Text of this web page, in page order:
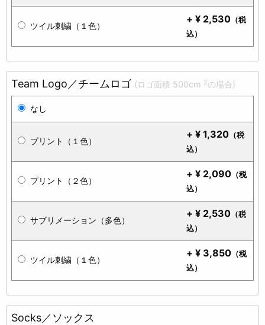
ツイル刺繍（１色）
+ ¥ 2,530 （税
込）
Team Logo／チームロゴ (ロゴ面積 500cm 2の場合)
なし
プリント（１色）
+ ¥ 1,320 （税
込）
プリント（２色）
+ ¥ 2,090 （税
込）
サブリメーション（多色）
+ ¥ 2,530 （税
込）
ツイル刺繍（１色）
+ ¥ 3,850 （税
込）
Socks／ソックス